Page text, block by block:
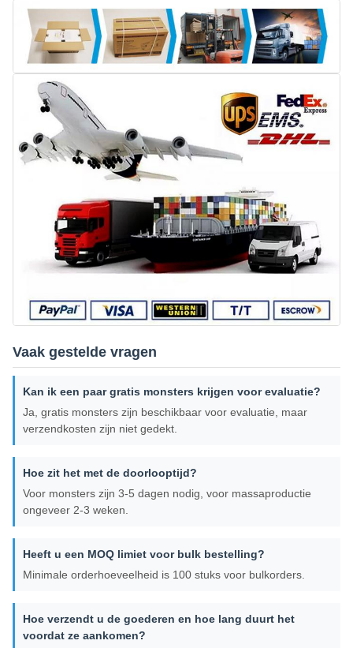
Vaak gestelde vragen
Kan ik een paar gratis monsters krijgen voor evaluatie?
Ja, gratis monsters zijn beschikbaar voor evaluatie, maar
verzendkosten zijn niet gedekt.
Hoe zit het met de doorlooptijd?
Voor monsters zijn 3-5 dagen nodig, voor massaproductie
ongeveer 2-3 weken.
Heeft u een MOQ limiet voor bulk bestelling?
Minimale orderhoeveelheid is 100 stuks voor bulkorders.
Hoe verzendt u de goederen en hoe lang duurt het
voordat ze aankomen?